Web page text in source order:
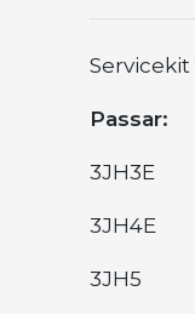
Passar:
3JH3E
3JH4E
3JH5